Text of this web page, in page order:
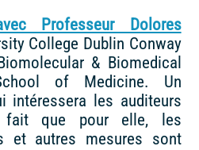
Professeur Dolores
College Dublin Conway
& Biomedical
of Medicine. Un
intéressera les auditeurs
que pour elle, les
et autres mesures sont